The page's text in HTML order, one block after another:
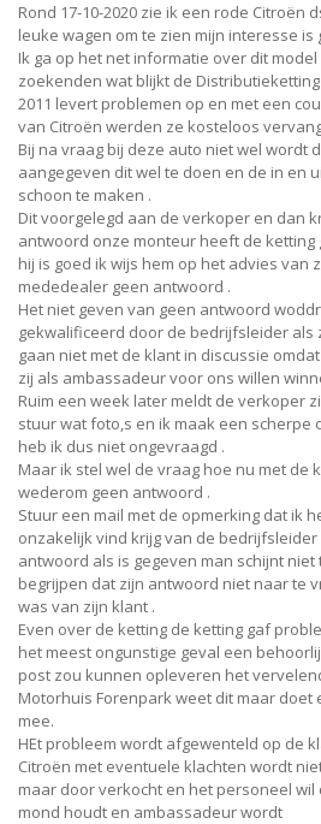
Rond 17-10-2020 zie ik een rode Citroën
leuke wagen om te zien mijn interesse is
Ik ga op het net informatie over dit model
zoekenden wat blijkt de
2011 levert problemen op en met een
van Citroën werden ze kosteloos
Bij na vraag bij deze auto niet wel wordt
aangegeven dit wel te doen en de in en
schoon te maken .
Dit voorgelegd aan de verkoper en dan
antwoord onze monteur heeft de ketting
hij is goed ik wijs hem op het advies van
mededealer geen antwoord .
Het niet geven van geen antwoord
gekwalificeerd door de bedrijfsleider als
gaan niet met de klant in discussie
zij als ambassadeur voor ons willen
Ruim een week later meldt de verkoper
stuur wat foto,s en ik maak een scherpe
heb ik dus niet ongevraagd .
Maar ik stel wel de vraag hoe nu met de
wederom geen antwoord .
Stuur een mail met de opmerking dat ik
onzakelijk vind krijg van de
antwoord als is gegeven man schijnt niet
begrijpen dat zijn antwoord niet naar te
was van zijn klant .
Even over de ketting de ketting gaf
het meest ongunstige geval een
post zou kunnen opleveren het
Motorhuis Forenpark weet dit maar doet
mee.
HEt probleem wordt afgewenteld op de
Citroën met eventuele klachten wordt
maar door verkocht en het personeel wil
mond houdt en ambassadeur wordt